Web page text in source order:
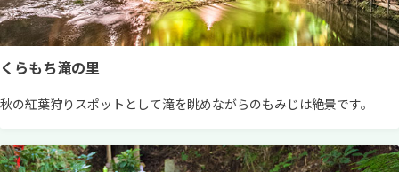
くらもち滝の里
秋の紅葉狩りスポットとして滝を眺めながらのもみじは絶景です。